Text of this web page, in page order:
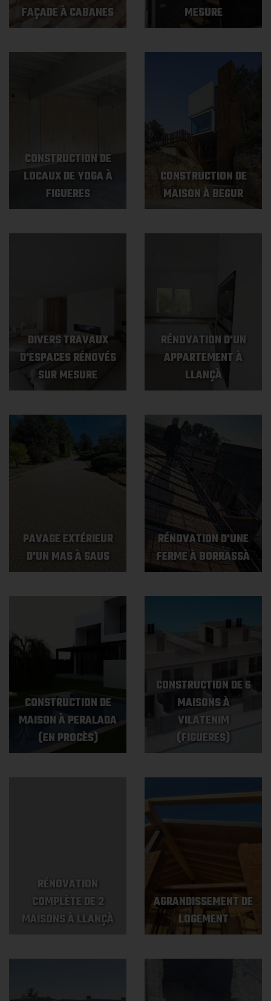
FAÇADE À CABANES
MESURE
CONSTRUCTION DE
LOCAUX DE YOGA À
FIGUERES
CONSTRUCTION DE
MAISON À BEGUR
DIVERS TRAVAUX
D'ESPACES RÉNOVÉS
SUR MESURE
RÉNOVATION D'UN
APPARTEMENT À
LLANÇÀ
PAVAGE EXTÉRIEUR
D'UN MAS À SAUS
RÉNOVATION D'UNE
FERME À BORRASSÀ
CONSTRUCTION DE
MAISON À PERALADA
(EN PROCÈS)
CONSTRUCTION DE 6
MAISONS À
VILATENIM
(FIGUERES)
RÉNOVATION
COMPLÈTE DE 2
MAISONS À LLANÇÀ
AGRANDISSEMENT DE
LOGEMENT